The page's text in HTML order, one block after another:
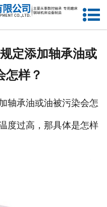
网站首页
定添加轴承油或
怎样？
承油或油被污染会怎
度过高，那具体是怎样